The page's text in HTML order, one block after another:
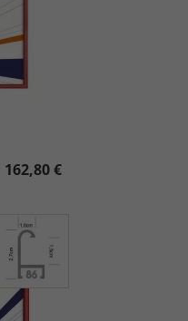
162,80 €